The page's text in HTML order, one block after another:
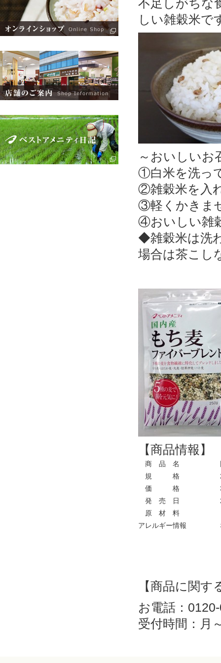
不足しがちな
しい雑穀米で
～おいしいお
①白米を洗っ
②雑穀米を入
③軽くかきま
④おいしい雑
◆雑穀米は洗
場合は茶こし
【商品情報】
商 品 名
規 格
価 格
発 売 日
原 材 料
アレルギー情報
【商品に関
お電話：
受付時間：月